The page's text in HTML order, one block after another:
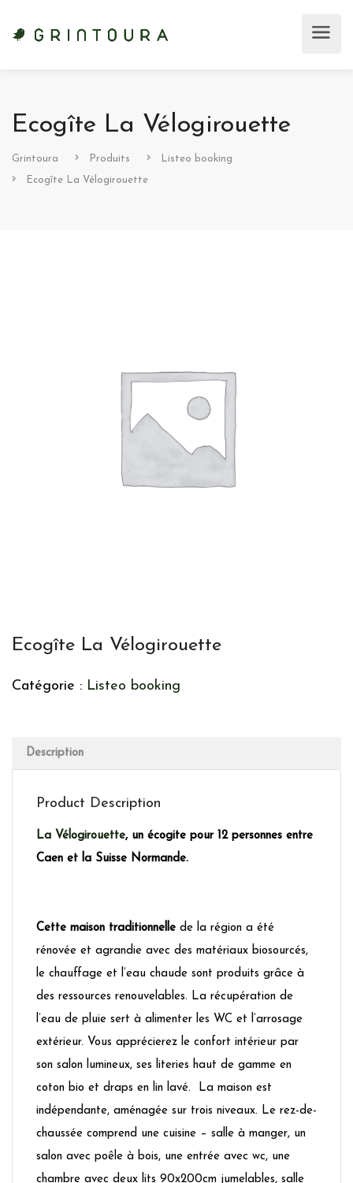
Ecogîte La Vélogirouette
Grintoura Produits Listeo booking
Ecogîte La Vélogirouette
Ecogîte La Vélogirouette
Catégorie : Listeo booking
Description
Product Description
La Vélogirouette, un écogite pour 12 personnes entre
Caen et la Suisse Normande.
Cette maison traditionnelle de la région a été
rénovée et agrandie avec des matériaux biosourcés,
le chauffage et l’eau chaude sont produits grâce à
des ressources renouvelables. La récupération de
l’eau de pluie sert à alimenter les WC et l’arrosage
extérieur. Vous apprécierez le confort intérieur par
son salon lumineux, ses literies haut de gamme en
coton bio et draps en lin lavé. La maison est
indépendante, aménagée sur trois niveaux. Le rez-de-
chaussée comprend une cuisine – salle à manger, un
salon avec poêle à bois, une entrée avec wc, une
chambre avec deux lits 90x200cm jumelables, salle